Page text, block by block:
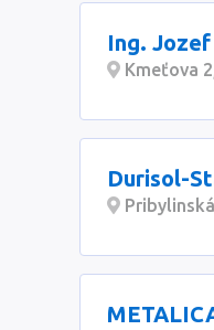
Ing. Jozef
Kmeťova
Durisol-